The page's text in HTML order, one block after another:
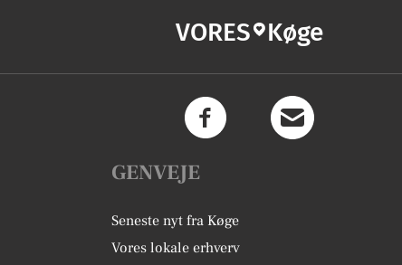
VORES Køge
GENVEJE
Seneste nyt fra Køge
Vores lokale erhverv